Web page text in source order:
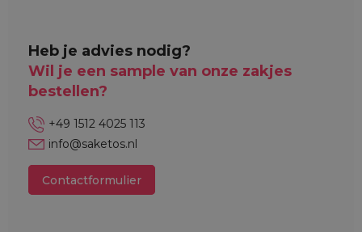
Heb je advies nodig?
Wil je een sample van onze zakjes
bestellen?
+49 1512 4025 113
info@saketos.nl
Contactformulier